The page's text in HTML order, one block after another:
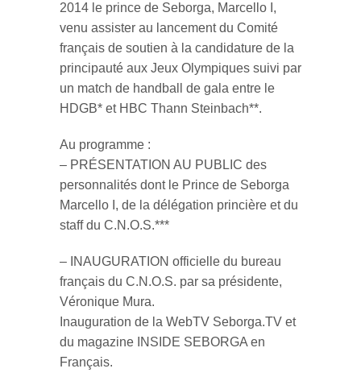
2014 le prince de Seborga, Marcello I,
venu assister au lancement du Comité
français de soutien à la candidature de la
principauté aux Jeux Olympiques suivi par
un match de handball de gala entre le
HDGB* et HBC Thann Steinbach**.
Au programme :
– PRÉSENTATION AU PUBLIC des
personnalités dont le Prince de Seborga
Marcello I, de la délégation princière et du
staff du C.N.O.S.***
– INAUGURATION officielle du bureau
français du C.N.O.S. par sa présidente,
Véronique Mura.
Inauguration de la WebTV Seborga.TV et
du magazine INSIDE SEBORGA en
Français.